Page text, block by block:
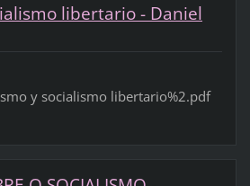
libertario - Daniel
y socialismo libertario%2.pdf